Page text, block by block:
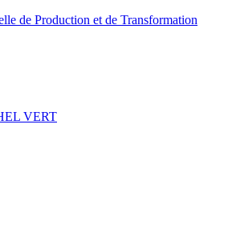
de Production et de Transformation
VERT